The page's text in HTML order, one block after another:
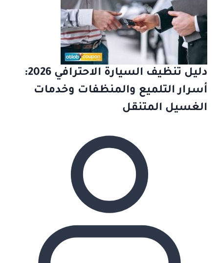
دليل تنظيف السيارة الاحترافي 2026:
أسرار التلميع والمنظفات وخدمات
الغسيل المتنقل